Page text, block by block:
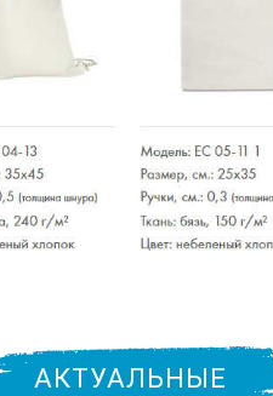
АКТУАЛЬНЫЕ